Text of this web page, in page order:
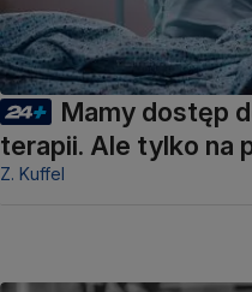
Mamy dostęp
terapii. Ale tylko na
Z. Kuffel